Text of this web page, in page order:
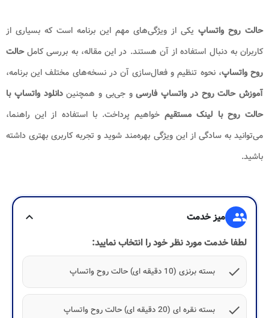
حالت روح واتساپ یکی از ویژگی‌های مهم این برنامه است که بسیاری از
کاربران به دنبال استفاده از آن هستند. در این مقاله، به بررسی کاملحالت
روح واتساپ، نحوه تنظیم و فعال‌سازی آن در نسخه‌های مختلف این برنامه،
آموزش حالت روح در واتساپ فارسیو جی‌بی و همچنیندانلود واتساپ با
حالت روح با لینک مستقیمخواهیم پرداخت. با استفاده از این راهنما،
می‌توانید به سادگی از این ویژگی بهره‌مند شوید و تجربه کاربری بهتری داشته
باشید.
group میز خدمت
expand_more
لطفا خدمت مورد نظر خود را انتخاب نمایید:
check
بسته برنزی (10 دقیقه ای) حالت روح واتساپ
check بسته نقره ای (20 دقیقه ای) حالت روح واتساپ